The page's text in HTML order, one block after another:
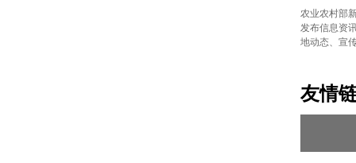
农业农村部
发布信息资
地动态、宣
友情